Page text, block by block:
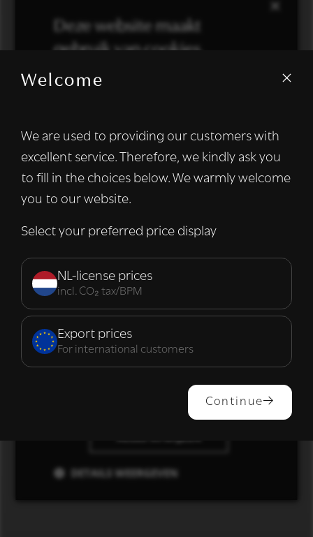
Welcome
We are used to providing our customers with
excellent service. Therefore, we kindly ask you
to fill in the choices below. We warmly welcome
you to our website.
Select your preferred price display
NL-license prices
incl. CO₂ tax/BPM
Export prices
For international customers
Continue
×
Deze website maakt
gebruik van cookies.
We gebruiken cookies om inhoud en
informatie over uw gebruik van onze site
met onze advertentie- en analysepartners,
die deze kunnen combineren met andere
informatie die u aan hen heeft verstrekt of
van hun diensten. Lees verder
Strikt
noodzakelijk
Prestatie Targeting
ALLES ACCEPTEREN
DETAILS WEERGEVEN